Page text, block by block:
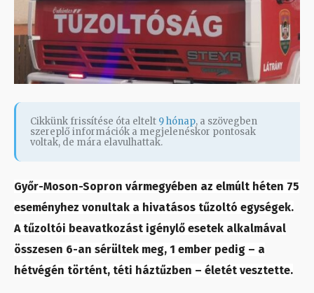
Cikkünk frissítése óta eltelt 9 hónap, a szövegben
szereplő információk a megjelenéskor pontosak
voltak, de mára elavulhattak.
Győr-Moson-Sopron vármegyében az elmúlt héten 75
eseményhez vonultak a hivatásos tűzoltó egységek.
A tűzoltói beavatkozást igénylő esetek alkalmával
összesen 6-an sérültek meg, 1 ember pedig – a
hétvégén történt, téti háztűzben – életét vesztette.